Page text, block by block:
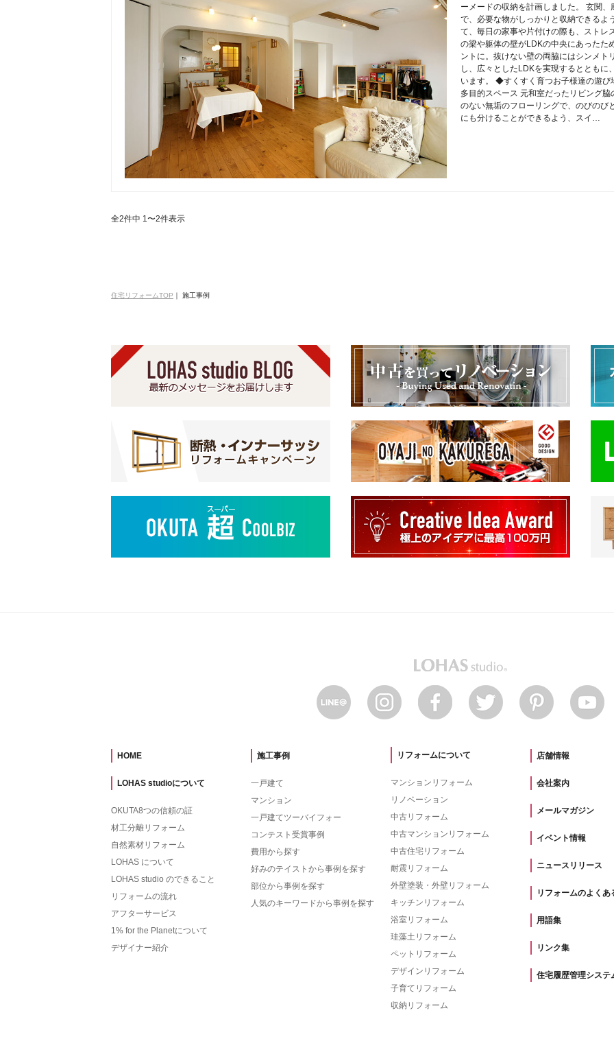
ーメードの収納を計画しました。 玄関
で、必要な物がしっかりと収納できるよ
て、毎日の家事や片付けの際も、ストレ
の梁や躯体の壁がLDKの中央にあったた
ントに。抜けない壁の両脇にはシンメト
し、広々としたLDKを実現するとともに
います。 ◆すくすく育つお子様達の遊び
多目的スペース 元和室だったリビング
のない無垢のフローリングで、のびのび
にも分けることができるよう、スイ…
全2件中 1〜2件表示
住宅リフォームTOP ｜ 施工事例
HOME
LOHAS studioについて
OKUTA8つの信頼の証
材工分離リフォーム
自然素材リフォーム
LOHAS について
LOHAS studio のできること
リフォームの流れ
アフターサービス
1% for the Planetについて
デザイナー紹介
施工事例
一戸建て
マンション
一戸建てツーバイフォー
コンテスト受賞事例
費用から探す
好みのテイストから事例を探す
部位から事例を探す
人気のキーワードから事例を探す
リフォームについて
マンションリフォーム
リノベーション
中古リフォーム
中古マンションリフォーム
中古住宅リフォーム
耐震リフォーム
外壁塗装・外壁リフォーム
キッチンリフォーム
浴室リフォーム
珪藻土リフォーム
ペットリフォーム
デザインリフォーム
子育てリフォーム
収納リフォーム
店舗情報
会社案内
メールマガジン
イベント情報
ニュースリリース
リフォームのよくあ
用語集
リンク集
住宅履歴管理システ